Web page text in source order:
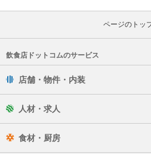
ページのトッ
飲食店ドットコムのサービス
店舗・物件・内装
人材・求人
食材・厨房